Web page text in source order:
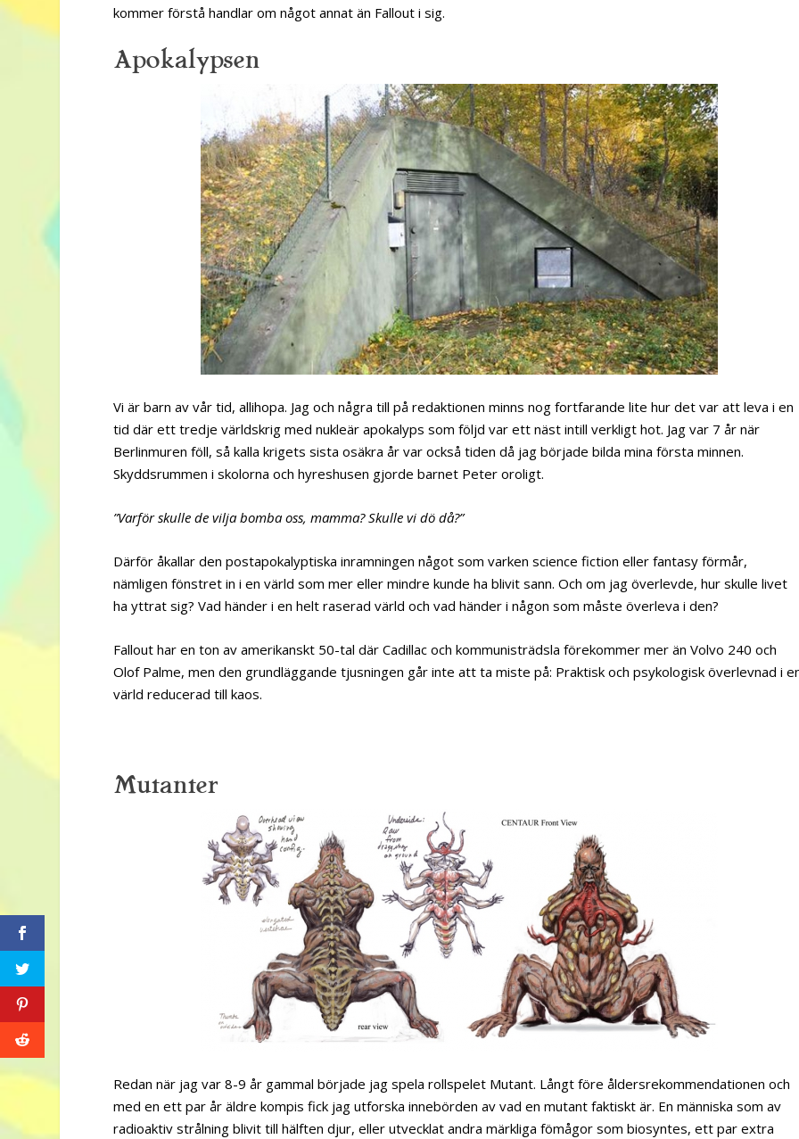
kommer förstå handlar om något annat än Fallout i sig.
Apokalypsen
Vi är barn av vår tid, allihopa. Jag och några till på redaktionen minns nog fortfarande lite hur det var att leva i en
tid där ett tredje världskrig med nukleär apokalyps som följd var ett näst intill verkligt hot. Jag var 7 år när
Berlinmuren föll, så kalla krigets sista osäkra år var också tiden då jag började bilda mina första minnen.
Skyddsrummen i skolorna och hyreshusen gjorde barnet Peter oroligt.
”Varför skulle de vilja bomba oss, mamma? Skulle vi dö då?”
Därför åkallar den postapokalyptiska inramningen något som varken science fiction eller fantasy förmår,
nämligen fönstret in i en värld som mer eller mindre kunde ha blivit sann. Och om jag överlevde, hur skulle livet
ha yttrat sig? Vad händer i en helt raserad värld och vad händer i någon som måste överleva i den?
Fallout har en ton av amerikanskt 50-tal där Cadillac och kommunisträdsla förekommer mer än Volvo 240 och
Olof Palme, men den grundläggande tjusningen går inte att ta miste på: Praktisk och psykologisk överlevnad i
värld reducerad till kaos.
Mutanter
Redan när jag var 8-9 år gammal började jag spela rollspelet Mutant. Långt före åldersrekommendationen och
med en ett par år äldre kompis fick jag utforska innebörden av vad en mutant faktiskt är. En människa som av
radioaktiv strålning blivit till hälften djur, eller utvecklat andra märkliga fömågor som biosyntes, ett par extra